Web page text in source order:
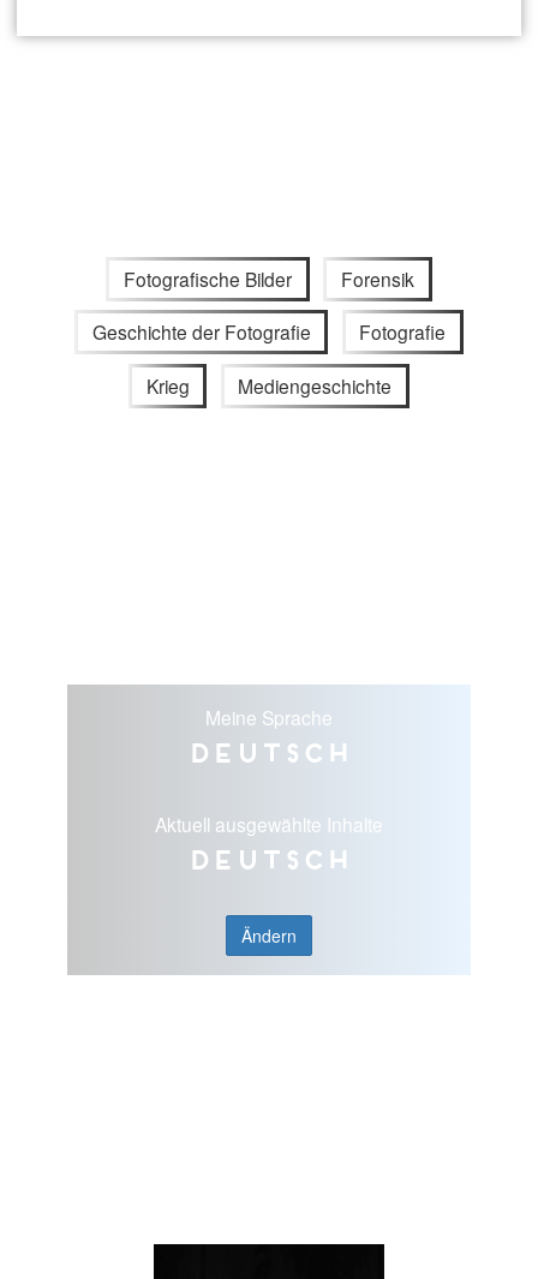
Fotografische Bilder Forensik
Geschichte der Fotografie Fotografie
Krieg Mediengeschichte
Meine Sprache
Deutsch
Aktuell ausgewählte Inhalte
Deutsch
Ändern